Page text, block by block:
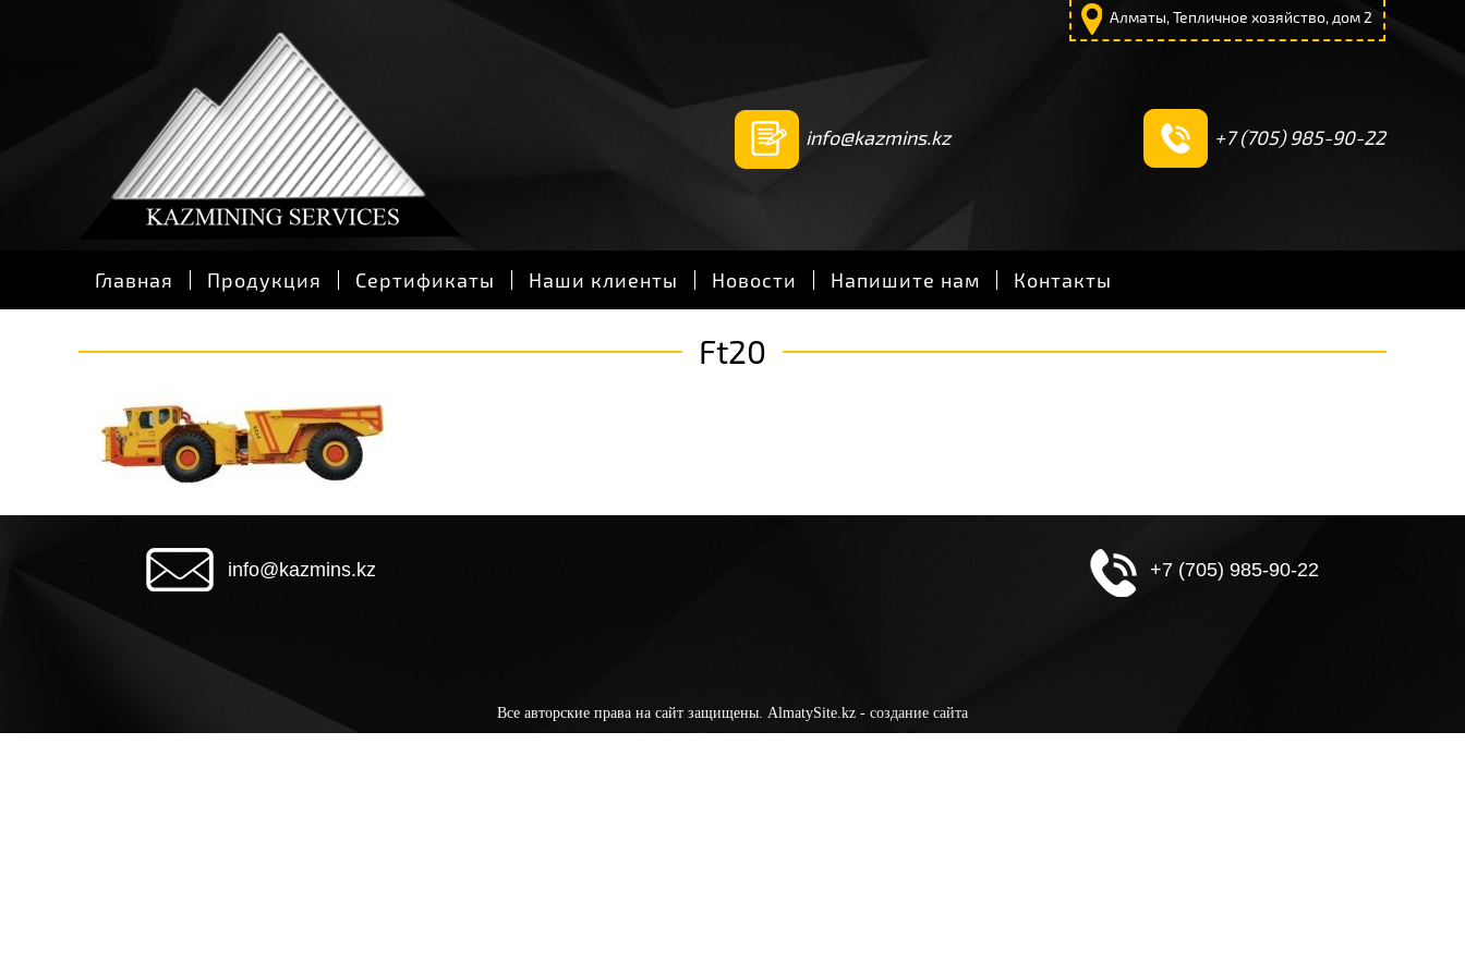
info@kazmins.kz
Алматы, Тепличное хозяйство, дом 2
+7 (705) 985-90-22
Главная Продукция Сертификаты Наши клиенты Новости Напишите нам Контакты
Ft20
info@kazmins.kz +7 (705) 985-90-22
Все авторские права на сайт защищены. AlmatySite.kz - создание сайта